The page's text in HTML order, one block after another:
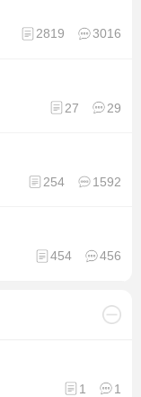
2819 3016
27 29
254 1592
454 456
1 1